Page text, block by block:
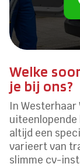
Welke
je bij ons?
In
altijd een
varieert van
slimme cv-